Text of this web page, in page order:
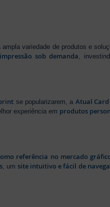
ampla variedade de produtos e
impressão sob demanda,
se popularizarem, a Atual
experiência em produtos
referência no mercado
, um site intuitivo e fácil de